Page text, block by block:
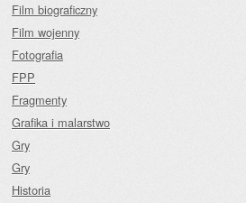
Film biograficzny
Film wojenny
Fotografia
FPP
Fragmenty
Grafika i malarstwo
Gry
Gry
Historia